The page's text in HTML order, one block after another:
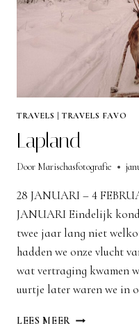
TRAVELS TRAVELS FAVO
Lapland
Door Marischasfotografie
28 JANUARI – 4
JANUARI Eindelijk
twee jaar lang niet
hadden we onze vlucht
wat vertraging kwamen
uurtje later waren we in
LEES MEER LAPLAND